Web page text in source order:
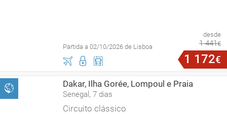
Partida a 02/10/2026 de Lisboa
desde
1 441€
1 172€
Dakar, Ilha Gorée, Lompoul e Praia
Senegal, 7 dias
Circuito clássico